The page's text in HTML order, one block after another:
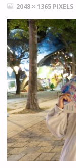
FULL2048 × 1365 PIXELS